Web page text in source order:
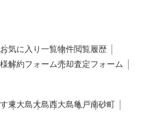
お気に入り一覧物件閲覧履歴
解約フォーム売却査定フォーム
東大島大島西大島亀戸南砂町